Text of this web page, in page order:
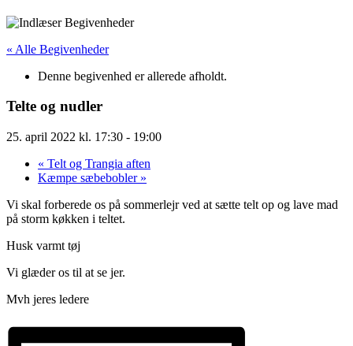
« Alle Begivenheder
Denne begivenhed er allerede afholdt.
Telte og nudler
25. april 2022 kl. 17:30 - 19:00
« Telt og Trangia aften
Kæmpe sæbebobler »
Vi skal forberede os på sommerlejr ved at sætte telt op og lave mad
på storm køkken i teltet.
Husk varmt tøj
Vi glæder os til at se jer.
Mvh jeres ledere